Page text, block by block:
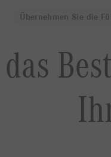
Übernehmen Sie die